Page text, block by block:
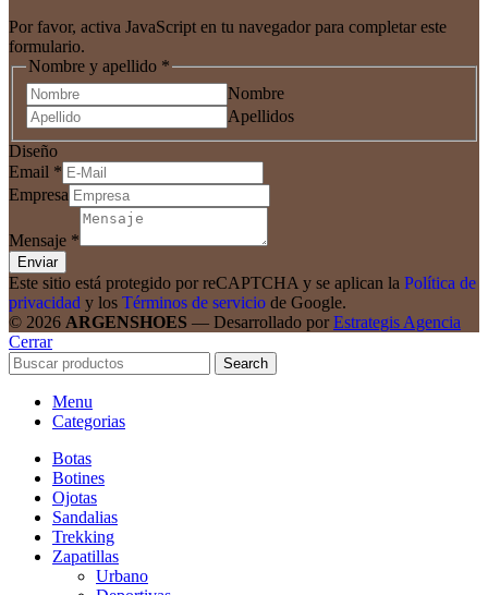
Por favor, activa JavaScript en tu navegador para completar este
formulario.
Nombre y apellido *
Nombre
Apellidos
Diseño
Email *
Empresa
Mensaje *
Enviar
Este sitio está protegido por reCAPTCHA y se aplican la Política de
privacidad y los Términos de servicio de Google.
© 2026 ARGENSHOES — Desarrollado por Estrategis Agencia
Cerrar
Search
Menu
Categorias
Botas
Botines
Ojotas
Sandalias
Trekking
Zapatillas
Urbano